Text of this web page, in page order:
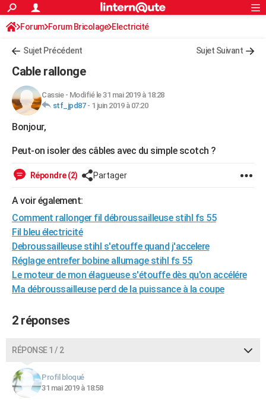
ACTUALITÉS
Politique
Société
Faits Divers
Education
Monde
Villes
+
FINANCE
Retraite
Impôts
Epargne
Immobilier
Risques naturels par ville
Banque
Assurance
Crédit
AUTO
Essais
Réserver un essai
Citadines
Berlines
SUV
Forum auto
+HIGH-TECH
Mobiles
Meilleur smartphone
Internet
Ordinateurs
Jeux vidéo
Guide high-tech
+
Forum
Aménagement intérieur
Extérieur
Cuisine
Salle de bains
Jardinage
Rangement
WEEK-END
Guides de France
Escapades
Patrimoine
Expositions
Musées
Week-end nature
+LIFESTYLE
Art de vivre
Bien-être
Loisirs
Mode
Modes de vie
SANTE
Alimentation
Guide de la santé
Maladies
Médicaments
Sommeil
VOYAGE
Destinations
City break
Voyage nature
Voyage de noces
Forum
Climat
+PHOTO
BONS PLANS
CARTE DE VOEUX
Carte de Noël
Carte Bonne année
Carte Saint-Valentin
Carte Pâques
Carte d'anniversaire
DICTIONNAIRE
Dictionnaire
Biographies
Citations
Expressions
Proverbes
S'inscrire
Connexion
Forum Forum Bricolage Electricité
Sujet Précédent Sujet Suivant
Cable rallonge
Cassie- Modifié le 31 mai 2019 à 18:28
stf_jpd87- 1 juin 2019 à 07:20
Bonjour,
Peut-on isoler des câbles avec du simple scotch ?
Répondre (2) Partager
A voir également:
Comment rallonger fil débroussailleuse stihl fs 55
Fil bleu électricité
Debroussailleuse stihl s'etouffe quand j'accelere
Réglage entrefer bobine allumage stihl fs 55
Le moteur de mon élagueuse s'étouffe dès qu'on accélére
Ma débroussailleuse perd de la puissance à la coupe
2 réponses
RÉPONSE 1 / 2
Profil bloqué
31 mai 2019 à 18:58